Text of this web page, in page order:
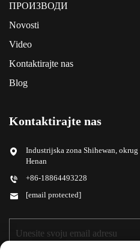
ПРОИЗВОДИ
Novosti
Video
Kontaktirajte nas
Blog
Kontaktirajte nas
Industrijska zona Shihewan,
Henan
+86-18864493228
[email protected]